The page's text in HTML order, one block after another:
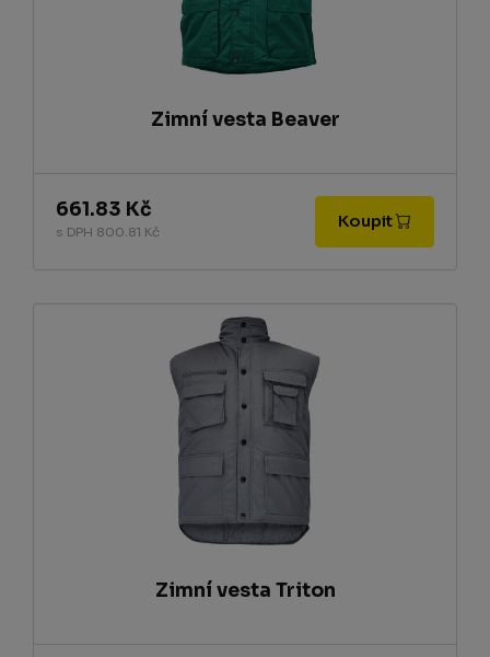
Zimní vesta Beaver
661.83 Kč
s DPH 800.81 Kč
Koupit
Zimní vesta Triton